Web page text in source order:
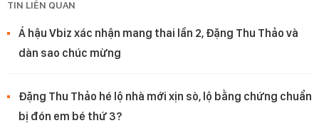
TIN LIÊN QUAN
Á hậu Vbiz xác nhận mang thai lần 2, Đặng Thu Thảo và
dàn sao chúc mừng
Đặng Thu Thảo hé lộ nhà mới xịn sò, lộ bằng chứng chuẩn
bị đón em bé thứ 3?